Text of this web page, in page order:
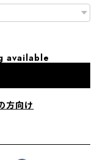
available
方向け